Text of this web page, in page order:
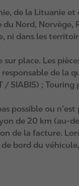
de la Lituanie
Nord,
ni dans les
place. Les
de
/ SIABIS) ;
possible ou
de 20 km
de la facture.
bord du